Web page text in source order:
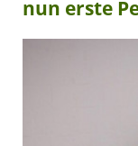
nun erste